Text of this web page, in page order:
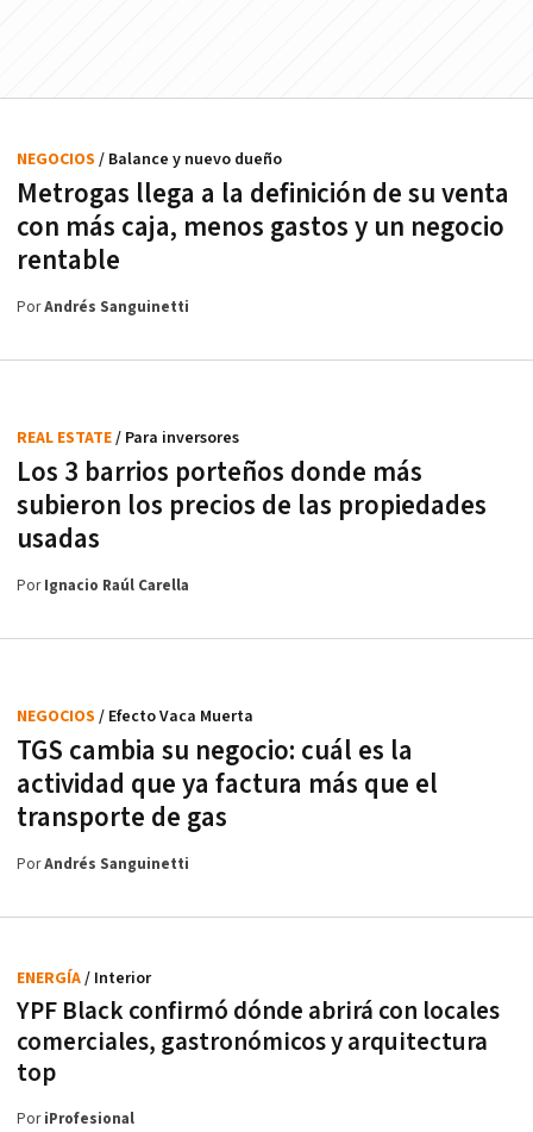
Metrogas llega a la definición de su venta
con más caja, menos gastos y un negocio
rentable
NEGOCIOS / Balance y nuevo dueño
PorAndrés Sanguinetti
Los 3 barrios porteños donde más
subieron los precios de las propiedades
usadas
REAL ESTATE/ Para inversores
PorIgnacio Raúl Carella
TGS cambia su negocio: cuál es la
actividad que ya factura más que el
transporte de gas
NEGOCIOS / Efecto Vaca Muerta
PorAndrés Sanguinetti
YPF Black confirmó dónde abrirá con locales
comerciales, gastronómicos y arquitectura
top
ENERGÍA/ Interior
PoriProfesional